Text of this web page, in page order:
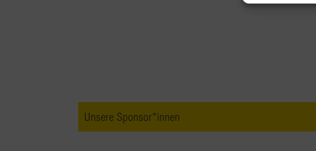
Unsere Sponsor*innen